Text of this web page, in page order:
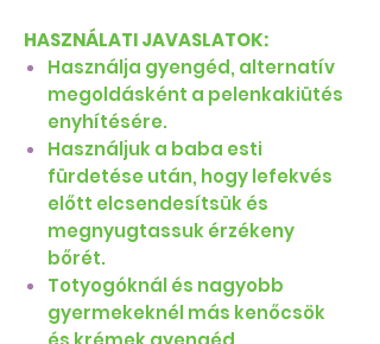
HASZNÁLATI JAVASLATOK:
Használja gyengéd, alternatív
megoldásként a pelenkakiütés
enyhítésére.
Használjuk a baba esti
fürdetése után, hogy lefekvés
előtt elcsendesítsük és
megnyugtassuk érzékeny
bőrét.
Totyogóknál és nagyobb
gyermekeknél más kenőcsök